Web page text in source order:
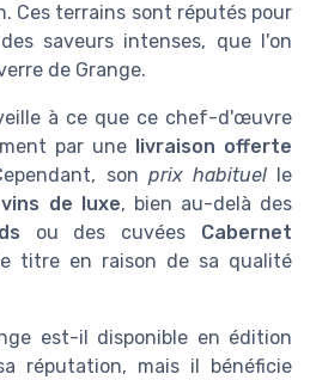
Ces terrains sont réputés pour
saveurs intenses, que l'on
de Grange.
à ce que ce chef-d'œuvre
par une livraison offerte
son prix habituelle
vins de luxe, bien au-delà des
ou des cuvées Cabernet
titre en raison de sa qualité
est-il disponible en édition
réputation, mais il bénéficie